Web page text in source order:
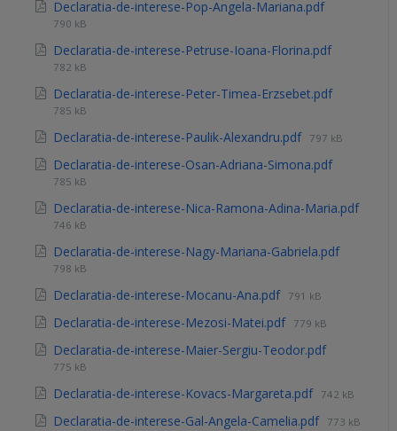
Declaratia-de-interese-Pop-Angela-Mariana.pdf
790 kB
Declaratia-de-interese-Petruse-Ioana-Florina.pdf
782 kB
Declaratia-de-interese-Peter-Timea-Erzsebet.pdf
785 kB
Declaratia-de-interese-Paulik-Alexandru.pdf 797 kB
Declaratia-de-interese-Osan-Adriana-Simona.pdf
785 kB
Declaratia-de-interese-Nica-Ramona-Adina-Maria.pdf
746 kB
Declaratia-de-interese-Nagy-Mariana-Gabriela.pdf
798 kB
Declaratia-de-interese-Mocanu-Ana.pdf 791 kB
Declaratia-de-interese-Mezosi-Matei.pdf 779 kB
Declaratia-de-interese-Maier-Sergiu-Teodor.pdf
775 kB
Declaratia-de-interese-Kovacs-Margareta.pdf 742 kB
Declaratia-de-interese-Gal-Angela-Camelia.pdf 773 kB